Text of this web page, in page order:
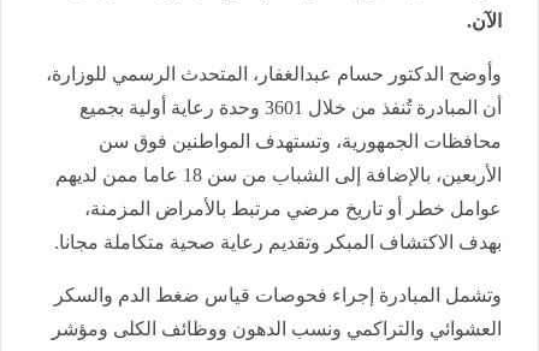
الآن.
وأوضح الدكتور حسام عبدالغفار، المتحدث الرسمي للوزارة،
أن المبادرة تُنفذ من خلال 3601 وحدة رعاية أولية بجميع
محافظات الجمهورية، وتستهدف المواطنين فوق سن
الأربعين، بالإضافة إلى الشباب من سن 18 عاما ممن لديهم
عوامل خطر أو تاريخ مرضي مرتبط بالأمراض المزمنة،
بهدف الاكتشاف المبكر وتقديم رعاية صحية متكاملة مجانا.
وتشمل المبادرة إجراء فحوصات قياس ضغط الدم والسكر
العشوائي والتراكمي ونسب الدهون ووظائف الكلى ومؤشر